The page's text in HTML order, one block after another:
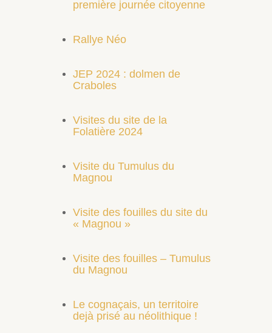
première journée citoyenne
Rallye Néo
JEP 2024 : dolmen de
Craboles
Visites du site de la
Folatière 2024
Visite du Tumulus du
Magnou
Visite des fouilles du site du
« Magnou »
Visite des fouilles – Tumulus
du Magnou
Le cognaçais, un territoire
dejà prisé au néolithique !